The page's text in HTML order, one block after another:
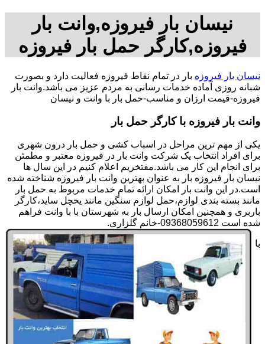
نیسان بار فیروزه,وانت بار
فیروزه,کارگر حمل بار فیروزه
نیسان بار فیروزه بار در تمام نقاط فیروزه فعالیت دارد و بصورت
شبانه روزی آماده خدمات رسانی به مردم عزیز می باشد.وانت بار
فیروزه-قیمت ارزان و مناسب-حمل بار با وانت و نیسان
وانت بار فیروزه با کارگر حمل بار
یکی از مهم ترین مراحل در اسباب کشی و حمل بار درون شهری
برای افراد انتخاب یک شرکت وانت بار در فیروزه معتبر و مطمئن
برای انجام این کار می باشد.مفتخریم اعلام کنیم در این سال ها
نیسان بار فیروزه بار به عنوان بهترین وانت بار فیروزه شناخته شده
است.در این وانت بار امکان ارائه تمام خدمات مربوط به حمل بار
مانند بسته بندی لوازم،حمل لوازم سنگین مانند یخچل ساید،کارگر
باربری و همچنین امکان ارسال بار به شهرستان با با وانت فراهم
شده است 09368059612-خانم گلزاری.
با